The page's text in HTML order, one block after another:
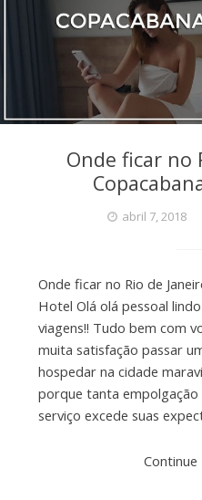
Onde ficar no
abril 7, 2018
Onde ficar no Rio de
Hotel Olá olá pessoal
viagens!! Tudo bem com
muita satisfação passar
hospedar na cidade
porque tanta empolgação
serviço excede suas
Continue